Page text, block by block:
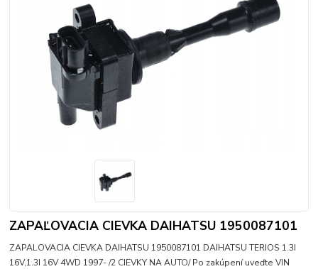
ZAPAĽOVACIA CIEVKA DAIHATSU 1950087101
ZAPALOVACIA CIEVKA DAIHATSU 1950087101 DAIHATSU TERIOS 1.3I
16V,1.3I 16V 4WD 1997- /2 CIEVKY NA AUTO/ Po zakúpení uveďte VIN